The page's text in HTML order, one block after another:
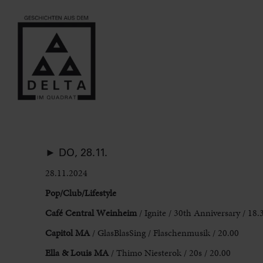
► DO, 28.11.
28.11.2024
Pop/Club/Lifestyle
Café Central Weinheim/ Ignite / 30th Anniversary /
Capitol MA / GlasBlasSing / Flaschenmusik / 20.00
Ella & Louis MA/ Thimo Niesterok / 20s / 20.00